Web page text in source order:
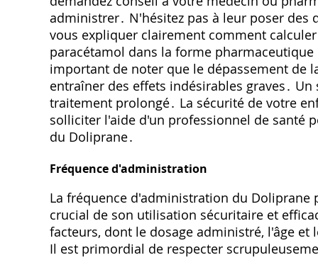
administrer․ N'hésitez pas à leur poser
vous expliquer clairement comment
paracétamol dans la forme
important de noter que le dépassement de
entraîner des effets indésirables graves․
traitement prolongé․ La sécurité de votre
solliciter l'aide d'un professionnel de santé
du Doliprane․
Fréquence d'administration
La fréquence d'administration du
crucial de son utilisation sécuritaire et
facteurs, dont le dosage administré, l'âge
Il est primordial de respecter